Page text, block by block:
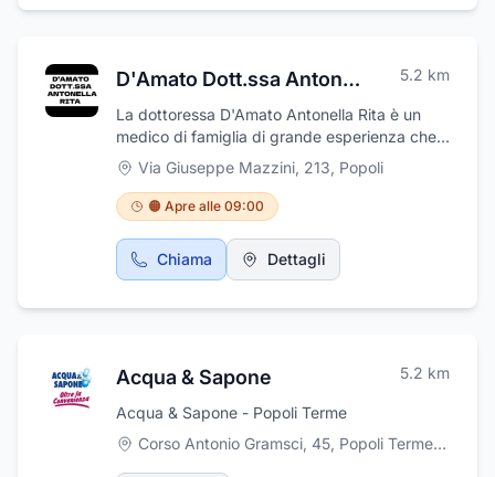
D'Amato Dott.ssa Antonella Rita 5.2 km
La dottoressa D'Amato Antonella Rita è un
medico di famiglia di grande esperienza che
esercita presso un ambulatorio situato a
Popoli (PE). La sua competenza è la medicina
generale e spesso si spinge oltre quando si
tratta di curare il paziente. È orgogliosa di
fornire servizi completi come esami
diagnostici e trattamenti per le condizioni
esperienza combinata, le sue credenziali
della medicina.
Via Giuseppe Mazzini, 213, Popoli
🟠 Apre alle 09:00
Chiama Dettagli
Acqua & Sapone 5.2 km
Acqua & Sapone - Popoli Terme
Corso Antonio Gramsci, 45, Popoli Terme
,Popoli